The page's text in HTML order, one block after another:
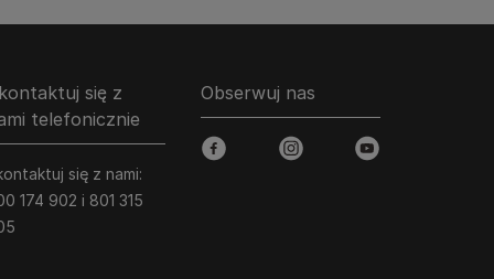
się z
telefonicznie
się z nami:
174 902 i 801 315
Obserwuj nas
facebookinstagramyoutube